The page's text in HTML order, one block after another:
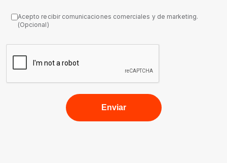
Acepto recibir comunicaciones comerciales y de marketing.
(Opcional)